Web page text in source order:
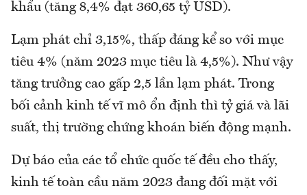
khẩu (tăng 8,4% đạt 360,65 tỷ USD).
Lạm phát chỉ 3,15%, thấp đáng kể so với mục
tiêu 4% (năm 2023 mục tiêu là 4,5%). Như vậy
tăng trưởng cao gấp 2,5 lần lạm phát. Trong
bối cảnh kinh tế vĩ mô ổn định thì tỷ giá và lãi
suất, thị trường chứng khoán biến động mạnh.
Dự báo của các tổ chức quốc tế đều cho thấy,
kinh tế toàn cầu năm 2023 đang đối mặt với